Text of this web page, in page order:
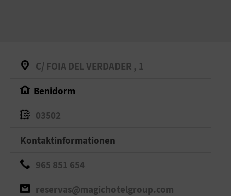
C/ FOIA DEL VERDADER , 1
Benidorm
03502
Kontaktinformationen
965 851 654
reservas@magichotelgroup.com